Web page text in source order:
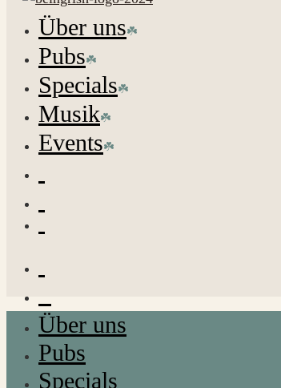
Über uns
Pubs
Specials
Musik
Events
Über uns
Pubs
Specials